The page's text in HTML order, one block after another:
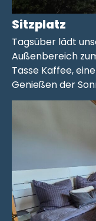
Sitzplatz
Tagsüber lädt
Außenbereich
Tasse Kaffee,
Genießen der